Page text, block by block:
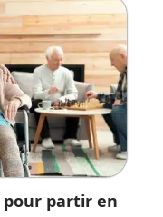
partir en